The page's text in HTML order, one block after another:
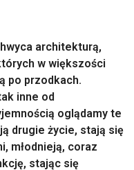
architekturą,
w większości
po przodkach.
inne od
oglądamy te
drugie życie, stają się
młodnieją, coraz
stając się